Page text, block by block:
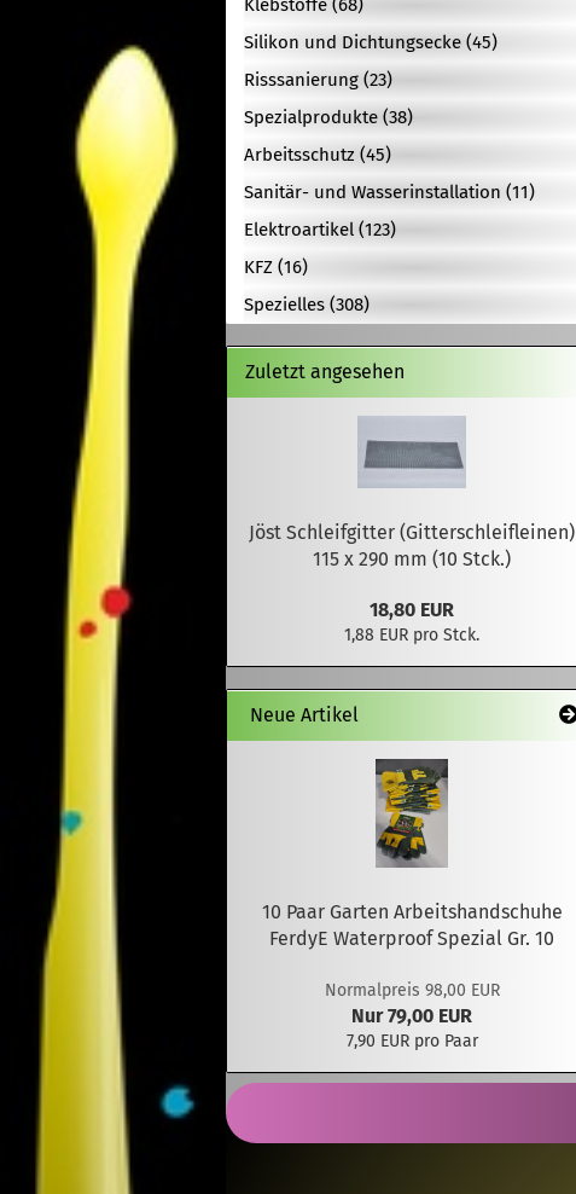
Klebstoffe (68)
Silikon und Dichtungsecke (45)
Risssanierung (23)
Spezialprodukte (38)
Arbeitsschutz (45)
Sanitär- und Wasserinstallation (11)
Elektroartikel (123)
KFZ (16)
Spezielles (308)
Zuletzt angesehen
Jöst Schleifgitter (Gitterschleifleinen)
115 x 290 mm (10 Stck.)
18,80 EUR
1,88 EUR pro Stck.
Neue Artikel
10 Paar Garten Arbeitshandschuhe
FerdyE Waterproof Spezial Gr. 10
Normalpreis 98,00 EUR
Nur 79,00 EUR
7,90 EUR pro Paar